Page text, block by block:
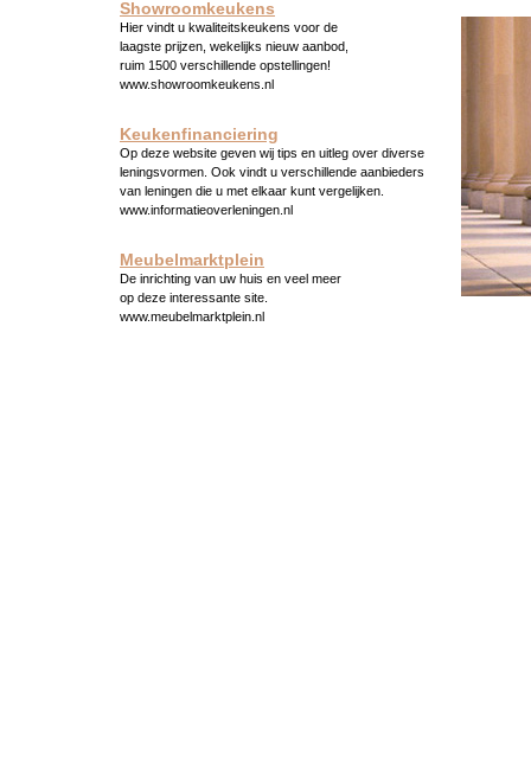
Showroomkeukens
Hier vindt u kwaliteitskeukens voor de
laagste prijzen, wekelijks nieuw aanbod,
ruim 1500 verschillende opstellingen!
www.showroomkeukens.nl
Keukenfinanciering
Op deze website geven wij tips en uitleg over diverse
leningsvormen. Ook vindt u verschillende aanbieders
van leningen die u met elkaar kunt vergelijken.
www.informatieoverleningen.nl
Meubelmarktplein
De inrichting van uw huis en veel meer
op deze interessante site.
www.meubelmarktplein.nl